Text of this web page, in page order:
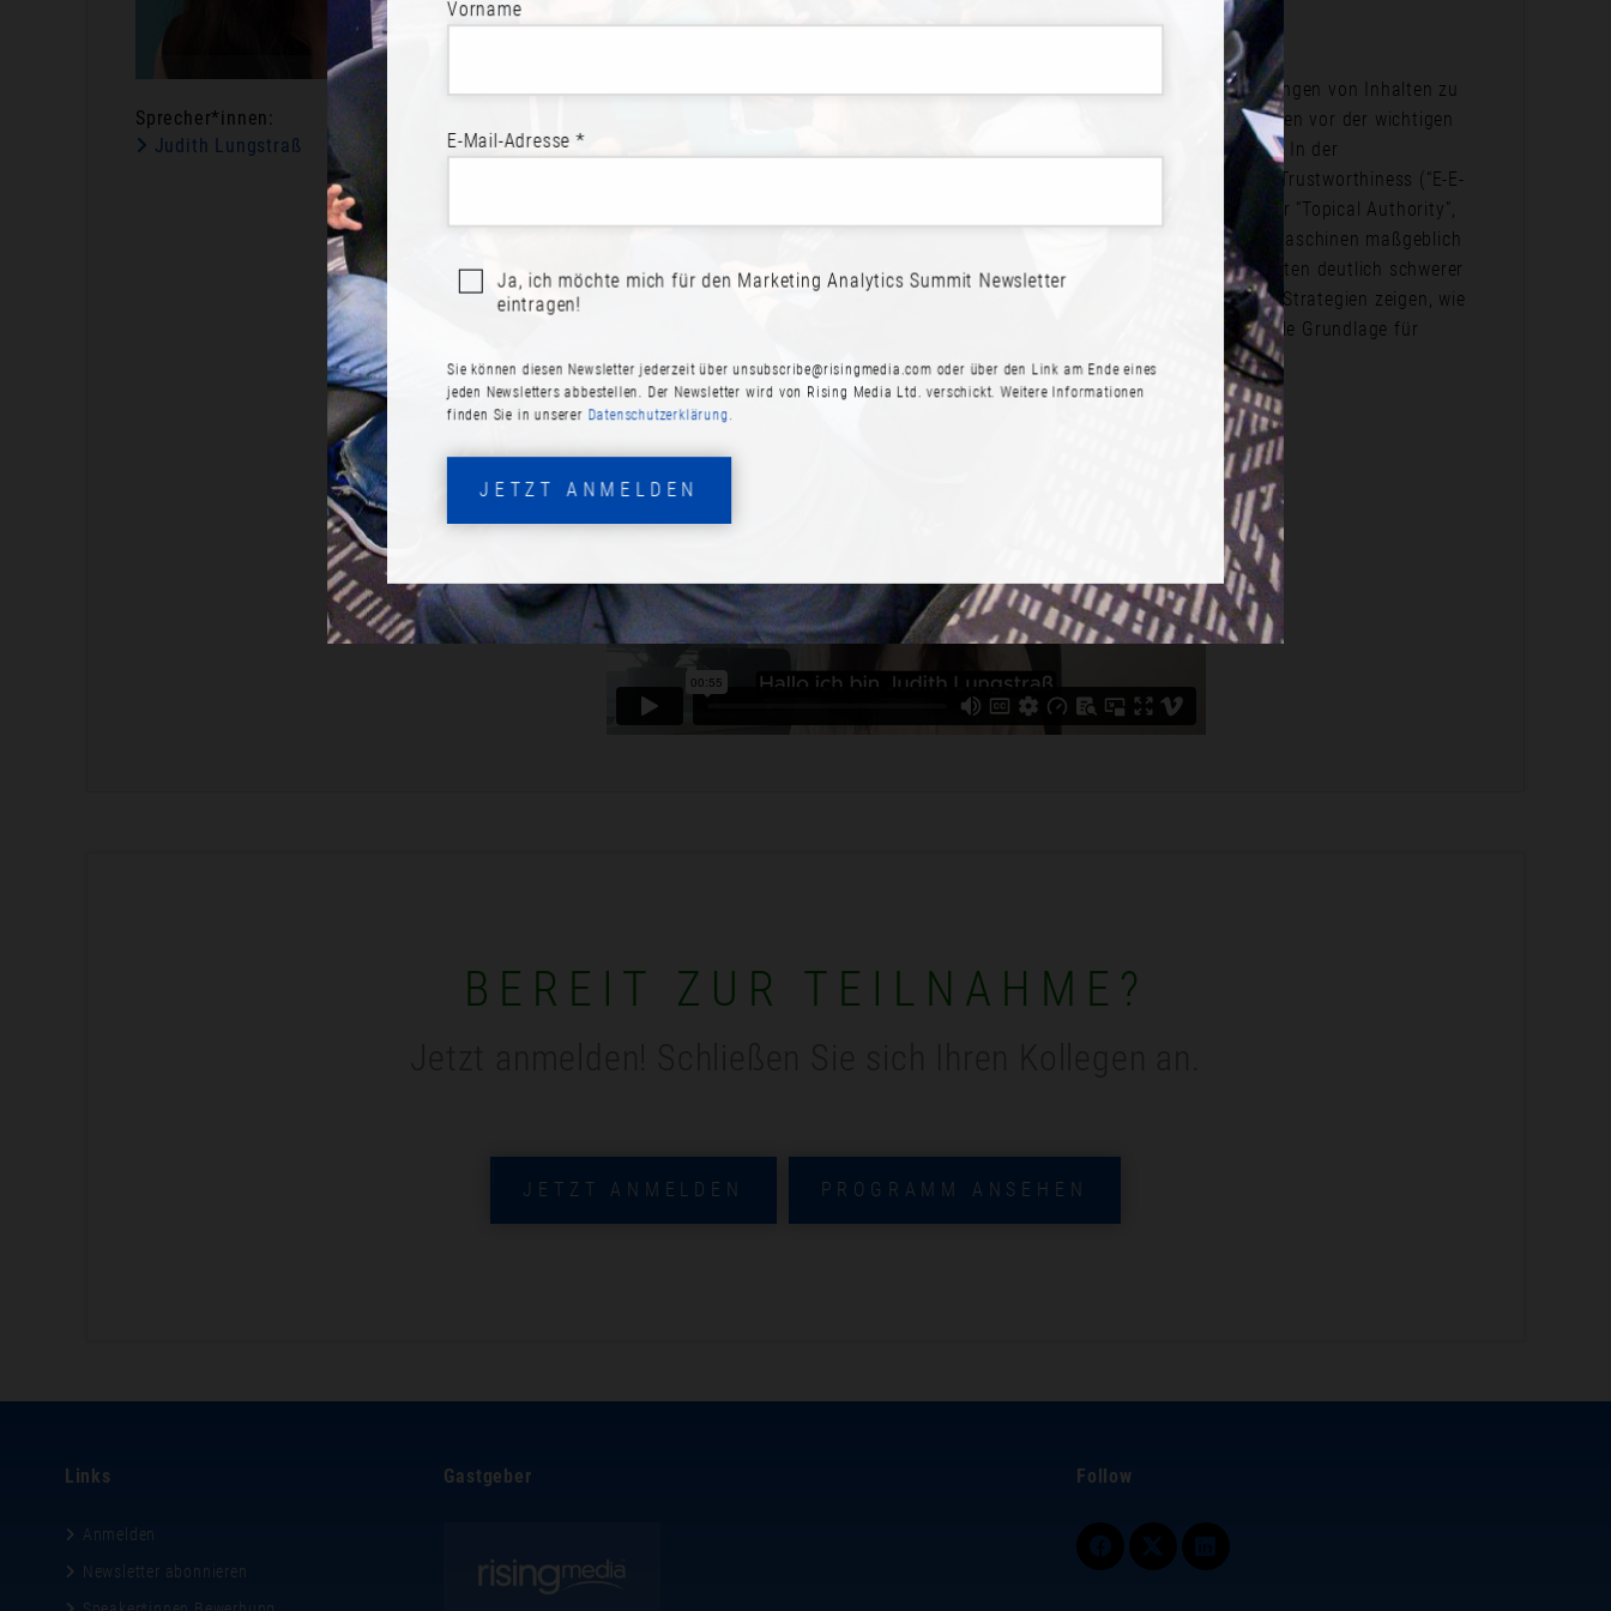
Sprecher*innen:
Judith Lungstraß
Dank künstlicher Intelligenz wird es immer einfacher, per Knopfdruck enorme Mengen von Inhalten zu
erstellen und zu veröffentlichen. Publisher wie ZEIT ONLINE stehen währenddessen vor der wichtigen
Herausforderung, sich als vertrauenswürdige Informationsquellen zu behaupten. In der
Suchmaschinenoptimierung gelten Expertise, Experience, Authoritativeness und Trustworthiness (“E-E-
A-T”) hierfür als entscheidende Faktoren. Hinter all dem steckt das Konzept einer “Topical Authority”,
das den Expertenstatus von Publikationen ermittelt und deren Ranking in Suchmaschinen maßgeblich
beeinflusst. Doch im Gegensatz zu einzelnen Suchanfragen sind Themenautoritäten deutlich schwerer
greif- und messbar. In diesem Vortrag wird Judith Lungstraß euch verschiedene Strategien zeigen, wie
ZEIT ONLINE heute schon Themenautoritäten sichtbar macht und damit die ideale Grundlage für
nachhaltige Optimierungsmaßnahmen schafft.
BEREIT ZUR TEILNAHME?
JETZT ANMELDEN PROGRAMM ANSEHEN
Links
Anmelden
Newsletter abonnieren
Gastgeber Follow
Vorname
E-Mail-Adresse *
Ja, ich möchte mich für den Marketing Analytics Summit Newsletter
eintragen!
Sie können diesen Newsletter jederzeit überunsubscribe@risingmedia.com oder über den Link am Ende eines
jeden Newsletters abbestellen. Der Newsletter wird von Rising Media Ltd. verschickt. Weitere Informationen
finden Sie in unserer Datenschutzerklärung.
JETZT ANMELDEN